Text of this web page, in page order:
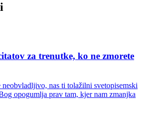
za trenutke, ko ne zmorete
nas ti tolažilni svetopisemski
opogumlja prav tam, kjer nam zmanjka